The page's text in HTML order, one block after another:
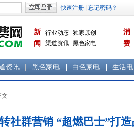
新
闻
行业动态 独家原创
渠道资讯 黑色家电
消
费
资讯 黑色家电 白色家电 生活
文
社群营销 “超燃巴士”打